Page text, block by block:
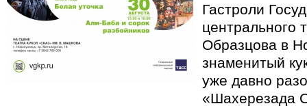
Гастроли
центрального
Образцова в
знаменитый
уже давно
«Шахерезада